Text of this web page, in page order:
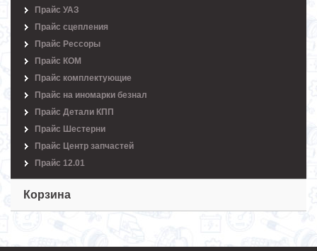
Прайс УАЗ
Прайс сцепления
Прайс Рессоры
Прайс КОМ
Прайс комплектующие
Прайс на иномарки безнал
Прайс Детали КПП
Прайс Шестерни
Прайс Центр запчастей
Прайс 12.01
Корзина